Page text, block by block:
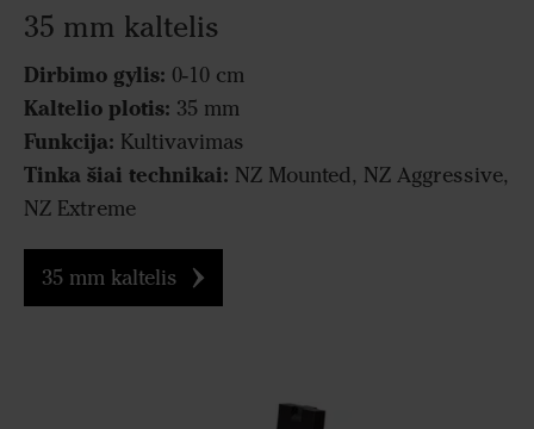
35 mm kaltelis
Dirbimo gylis: 0-10 cm
Kaltelio plotis: 35 mm
Funkcija: Kultivavimas
Tinka šiai technikai: NZ Mounted, NZ Aggressive,
NZ Extreme
35 mm kaltelis